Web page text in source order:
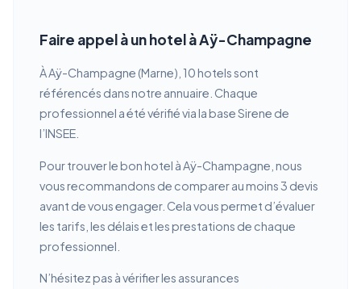
Faire appel à un hotel à Aÿ-Champagne
À Aÿ-Champagne (Marne), 10 hotels sont
référencés dans notre annuaire. Chaque
professionnel a été vérifié via la base Sirene de
l’INSEE.
Pour trouver le bon hotel à Aÿ-Champagne, nous
vous recommandons de comparer au moins 3 devis
avant de vous engager. Cela vous permet d’évaluer
les tarifs, les délais et les prestations de chaque
professionnel.
N’hésitez pas à vérifier les assurances